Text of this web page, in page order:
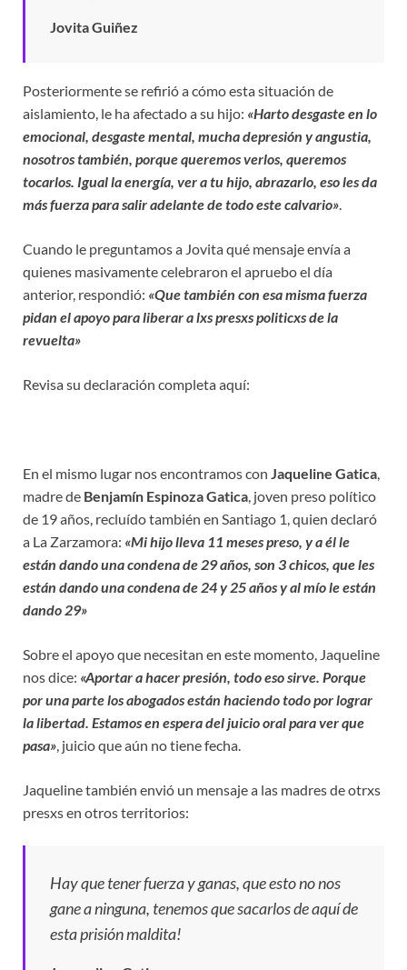
Jovita Guiñez
Posteriormente se refirió a cómo esta situación de
aislamiento, le ha afectado a su hijo: «Harto desgaste en lo
emocional, desgaste mental, mucha depresión y angustia,
nosotros también, porque queremos verlos, queremos
tocarlos. Igual la energía, ver a tu hijo, abrazarlo, eso les da
más fuerza para salir adelante de todo este calvario».
Cuando le preguntamos a Jovita qué mensaje envía a
quienes masivamente celebraron el apruebo el día
anterior, respondió: «Que también con esa misma fuerza
pidan el apoyo para liberar a lxs presxs politicxs de la
revuelta»
Revisa su declaración completa aquí:
En el mismo lugar nos encontramos con Jaqueline Gatica,
madre de Benjamín Espinoza Gatica, joven preso político
de 19 años, recluído también en Santiago 1, quien declaró
a La Zarzamora: «Mi hijo lleva 11 meses preso, y a él le
están dando una condena de 29 años, son 3 chicos, que les
están dando una condena de 24 y 25 años y al mío le están
dando 29»
Sobre el apoyo que necesitan en este momento, Jaqueline
nos dice: «Aportar a hacer presión, todo eso sirve. Porque
por una parte los abogados están haciendo todo por lograr
la libertad. Estamos en espera del juicio oral para ver que
pasa», juicio que aún no tiene fecha.
Jaqueline también envió un mensaje a las madres de otrxs
presxs en otros territorios:
Hay que tener fuerza y ganas, que esto no nos
gane a ninguna, tenemos que sacarlos de aquí de
esta prisión maldita!